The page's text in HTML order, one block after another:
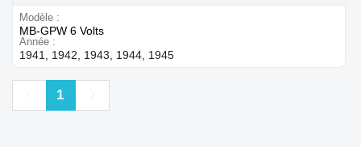
Modèle
MB-GPW 6 Volts
Année
1941, 1942, 1943, 1944, 1945
Précédent
1